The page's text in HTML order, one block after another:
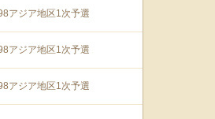
アジア地区1次予選
アジア地区1次予選
アジア地区1次予選